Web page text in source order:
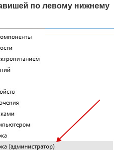
по левому нижнему